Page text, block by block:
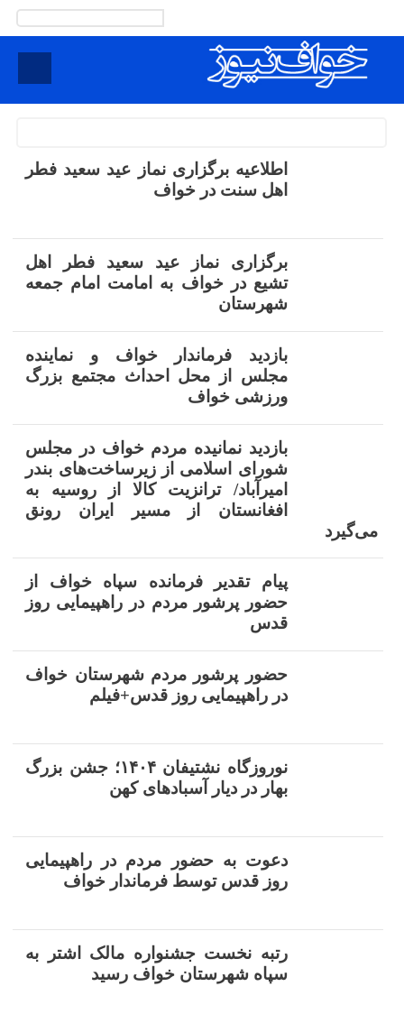
اطلاعیه برگزاری نماز عید سعید فطر
اهل سنت در خواف
برگزاری نماز عید سعید فطر اهل
تشیع در خواف به امامت امام جمعه
شهرستان
بازدید فرماندار خواف و نماینده
مجلس از محل احداث مجتمع بزرگ
ورزشی خواف
بازدید نمانیده مردم خواف در مجلس
شورای اسلامی از زیرساخت‌های بندر
امیرآباد/ ترانزیت کالا از روسیه به
افغانستان از مسیر ایران رونق
می‌گیرد
پیام تقدیر فرمانده سپاه خواف از
حضور پرشور مردم در راهپیمایی روز
قدس
حضور پرشور مردم شهرستان خواف
در راهپیمایی روز قدس+فیلم
نوروزگاه نشتیفان ۱۴۰۴؛ جشن بزرگ
بهار در دیار آسبادهای کهن
دعوت به حضور مردم در راهپیمایی
روز قدس توسط فرماندار خواف
رتبه نخست جشنواره مالک اشتر به
سپاه شهرستان خواف رسید